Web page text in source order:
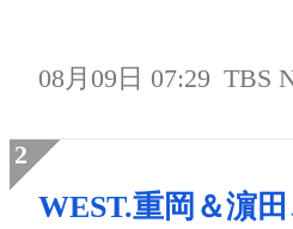
08月09日 07:29 TBS
WEST.重岡＆濵